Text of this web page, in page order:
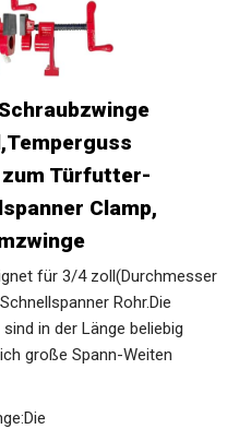
Türfutter-
Clamp,
für 3/4 zoll(Durchmesser
Rohr.Die
in der Länge beliebig
große Spann-Weiten